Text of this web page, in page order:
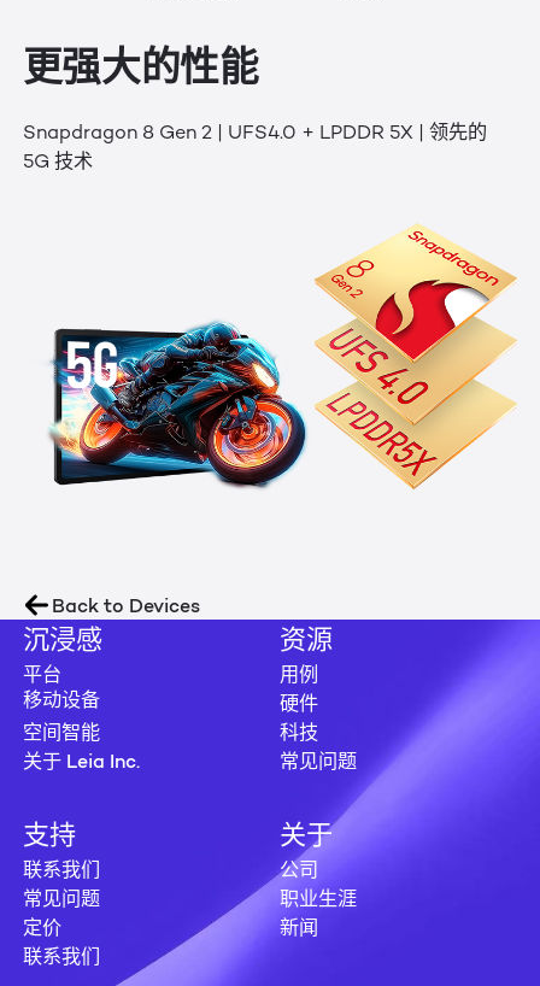
更强大的性能
Snapdragon 8 Gen 2 | UFS4.0 + LPDDR 5X | 领先的
5G 技术
Back to Devices
沉浸感
平台
移动设备
空间智能
关于 Leia Inc.
资源
用例
硬件
科技
常见问题
支持
联系我们
常见问题
定价
联系我们
关于
公司
职业生涯
新闻